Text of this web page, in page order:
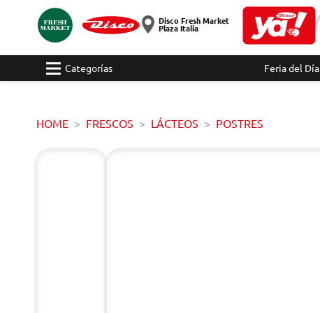
Disco Fresh Market
Plaza Italia
Categorías Feria del Día
HOME FRESCOS LÁCTEOS POSTRES